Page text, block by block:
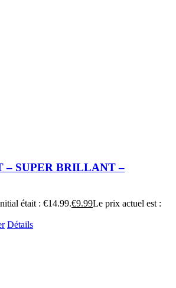
– SUPER BRILLANT –
était : €14.99.€9.99Le prix actuel est :
Détails